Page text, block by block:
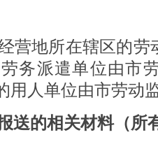
营地所在辖区的劳
务派遣单位由市
用人单位由市劳动
送的相关材料（所